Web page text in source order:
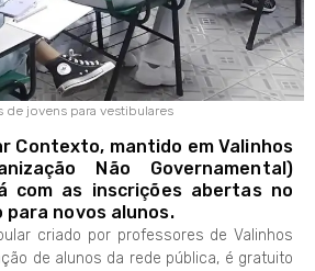
de jovens para vestibulares
Contexto, mantido em Valinhos
Não Governamental)
com as inscrições abertas no
novos alunos.
criado por professores de Valinhos
de alunos da rede pública, é gratuito